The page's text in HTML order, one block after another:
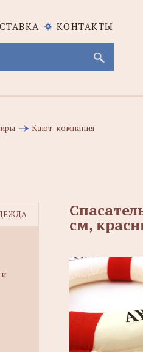
КОНТАКТЫ
Кают-компания
см,